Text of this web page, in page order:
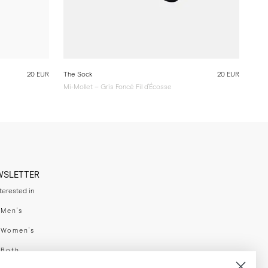
20 EUR
The Sock
Mi-Mollet – Gris Foncé Fil d'Écosse
20 EUR
in
Men's
Women's
Both